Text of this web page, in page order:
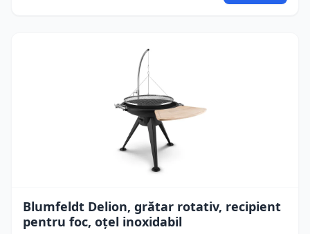
Blumfeldt Delion, grătar rotativ, recipient
pentru foc, oțel inoxidabil